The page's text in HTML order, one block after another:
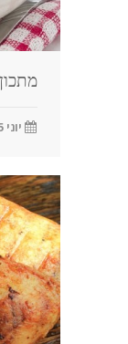
יוני 15, 2015